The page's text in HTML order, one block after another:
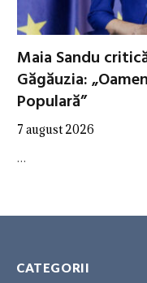
Maia Sandu
Găgăuzia:
Populară”
7 august 2026
…
CATEGORII